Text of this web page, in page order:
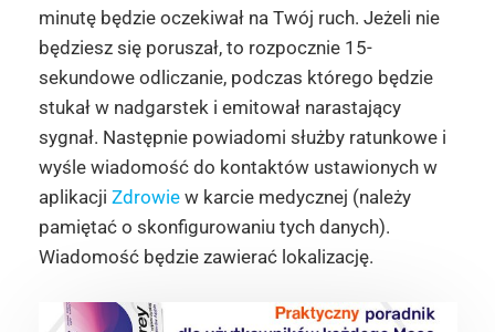
minutę będzie oczekiwał na Twój ruch. Jeżeli nie
będziesz się poruszał, to rozpocznie 15-
sekundowe odliczanie, podczas którego będzie
stukał w nadgarstek i emitował narastający
sygnał. Następnie powiadomi służby ratunkowe i
wyśle wiadomość do kontaktów ustawionych w
aplikacji Zdrowiew karcie medycznej (należy
pamiętać o skonfigurowaniu tych danych).
Wiadomość będzie zawierać lokalizację.